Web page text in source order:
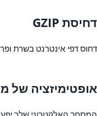
דחיסת GZIP
דחוס דפי אינטרנט בשרת
אופטימיזציה של